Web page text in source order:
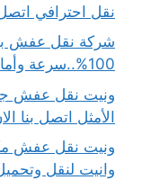
نقل احترافي اتصل
100%..سرعة وأمان اتصل بنا الان
الأمثل اتصل بنا
وانيت لنقل